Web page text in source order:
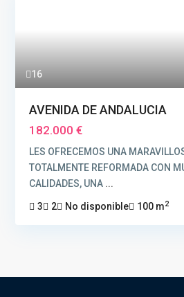
16
AVENIDA DE ANDALUCIA
182.000 €
LES OFRECEMOS UNA
TOTALMENTE REFORMADA CON
CALIDADES, UNA ...
3 2 No disponible 100 m2